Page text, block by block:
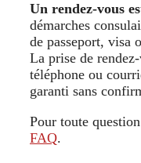
Un rendez-vous
démarches
de passeport, visa
La prise de
téléphone ou
garanti sans
Pour toute
FAQ.